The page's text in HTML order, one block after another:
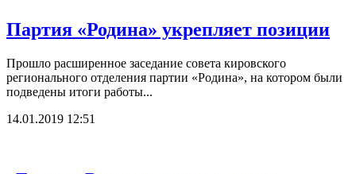
Партия «Родина» укрепляет позиции
Прошло расширенное заседание совета кировского
регионального отделения партии «Родина», на котором были
подведены итоги работы...
14.01.2019 12:51